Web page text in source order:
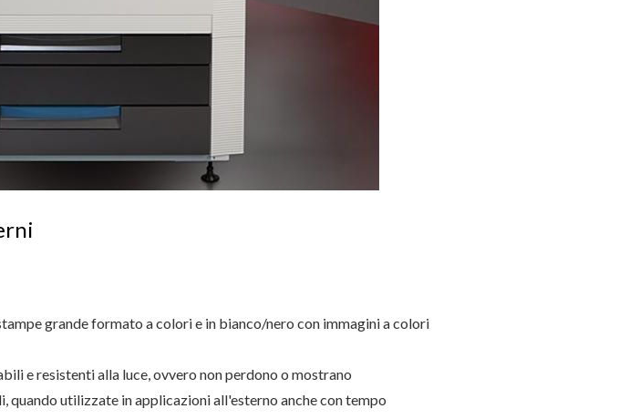
grande formato a colori e in bianco/nero con immagini a colori
e resistenti alla luce, ovvero non perdono o mostrano
utilizzate in applicazioni all'esterno anche con tempo